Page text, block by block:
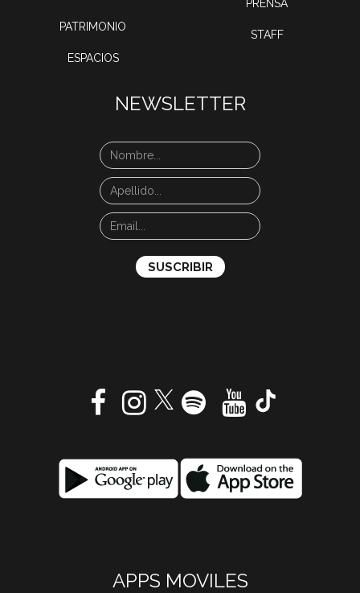
PATRIMONIO
ESPACIOS
PRENSA
STAFF
NEWSLETTER
APPS MOVILES